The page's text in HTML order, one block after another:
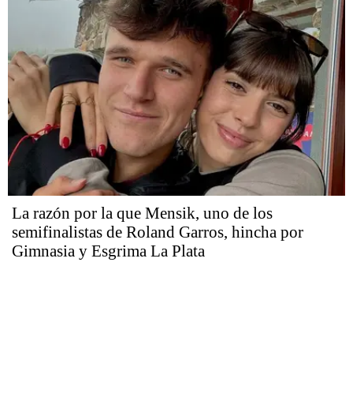
La razón por la que Mensik, uno de los
semifinalistas de Roland Garros, hincha por
Gimnasia y Esgrima La Plata